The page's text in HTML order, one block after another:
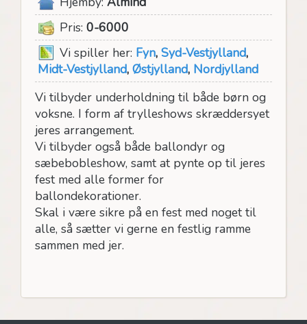
Pris: 0-6000
Vi spiller her: Fyn, Syd-Vestjylland,
Midt-Vestjylland, Østjylland, Nordjylland
Vi tilbyder underholdning til både børn og
voksne. I form af trylleshows skræddersyet
jeres arrangement.
Vi tilbyder også både ballondyr og
sæbebobleshow, samt at pynte op til jeres
fest med alle former for
ballondekorationer.
Skal i være sikre på en fest med noget til
alle, så sætter vi gerne en festlig ramme
sammen med jer.